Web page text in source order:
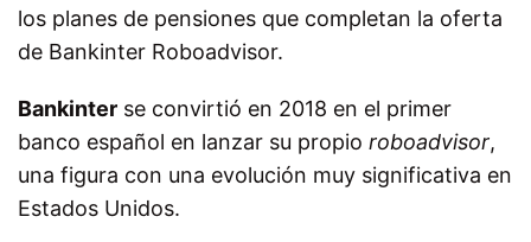
los planes de pensiones que completan la oferta
de Bankinter Roboadvisor.
Bankinter se convirtió en 2018 en el primer
banco español en lanzar su propio roboadvisor,
una figura con una evolución muy significativa en
Estados Unidos.